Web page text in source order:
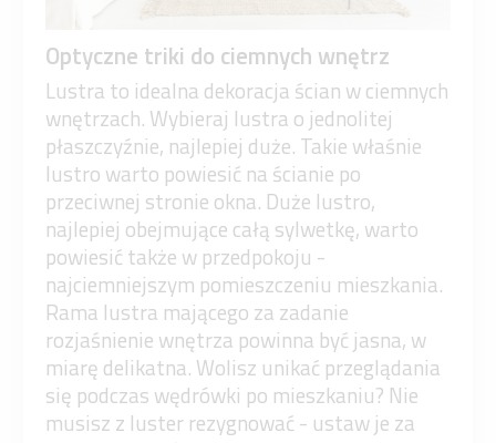
Optyczne triki do ciemnych wnętrz
Lustra to idealna dekoracja ścian w ciemnych
wnętrzach. Wybieraj lustra o jednolitej
płaszczyźnie, najlepiej duże. Takie właśnie
lustro warto powiesić na ścianie po
przeciwnej stronie okna. Duże lustro,
najlepiej obejmujące całą sylwetkę, warto
powiesić także w przedpokoju -
najciemniejszym pomieszczeniu mieszkania.
Rama lustra mającego za zadanie
rozjaśnienie wnętrza powinna być jasna, w
miarę delikatna. Wolisz unikać przeglądania
się podczas wędrówki po mieszkaniu? Nie
musisz z luster rezygnować - ustaw je za